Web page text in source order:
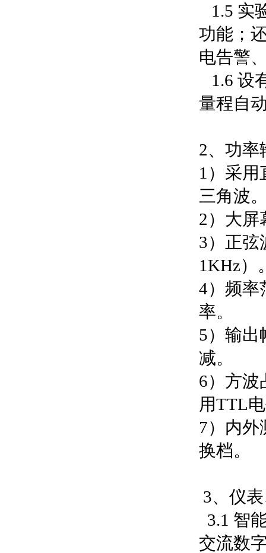
1.5 实
功能；
电告警
1.6 设
量程自
2、功率
1）采用
三角波
2）大屏
3）正弦
1KHz）
4）频率
率。
5）输出
减。
6）方波
用TTL
7）内外
换档。
3、仪
3.1 智
交流数